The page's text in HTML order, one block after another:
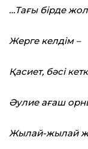
…Тағы бірде
Жерге келдім –
Қасиет, бәсі
Әулие ағаш
Жылай-жылай